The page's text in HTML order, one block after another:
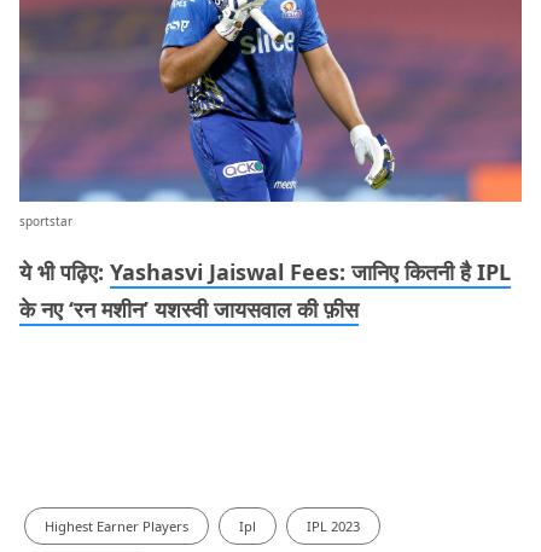
sportstar
ये भी पढ़िए: Yashasvi Jaiswal Fees: जानिए कितनी है IPL
के नए ‘रन मशीन’ यशस्वी जायसवाल की फ़ीस
Highest Earner Players Ipl IPL 2023